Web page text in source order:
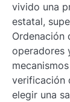
vivido una
estatal,
Ordenación
operadores
verificación
elegir una